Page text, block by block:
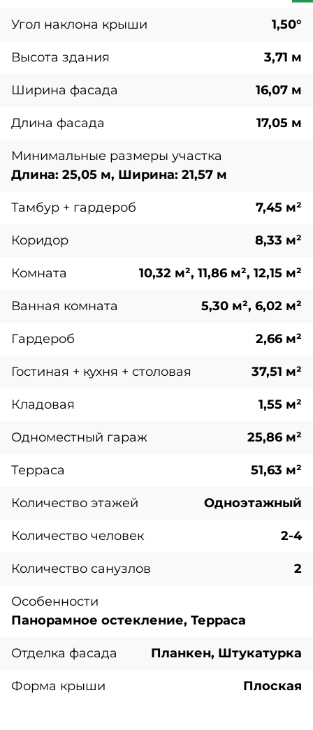
Угол наклона крыши 1,50°
Высота здания 3,71 м
Ширина фасада 16,07 м
Длина фасада 17,05 м
Минимальные размеры участка
Длина: 25,05 м, Ширина: 21,57 м
Тамбур + гардероб 7,45 м²
Коридор 8,33 м²
Комната 10,32 м², 11,86 м², 12,15 м²
Ванная комната 5,30 м², 6,02 м²
Гардероб 2,66 м²
Гостиная + кухня + столовая 37,51 м²
Кладовая 1,55 м²
Одноместный гараж 25,86 м²
Терраса 51,63 м²
Количество этажей Одноэтажный
Количество человек 2-4
Количество санузлов 2
Особенности
Панорамное остекление, Терраса
Отделка фасада Планкен, Штукатурка
Форма крыши Плоская